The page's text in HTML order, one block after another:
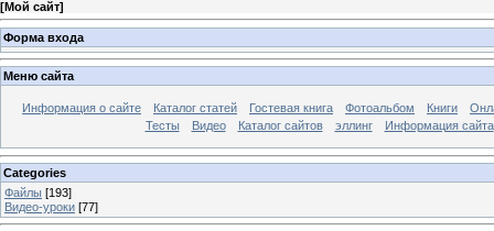
[Мой сайт]
Форма входа
Меню сайта
Информация о сайте Каталог статей Гостевая книга Фотоальбом Книги
Тесты
Видео Каталог сайтов эллинг Информация сайта
Categories
Файлы [193]
Видео-уроки [77]